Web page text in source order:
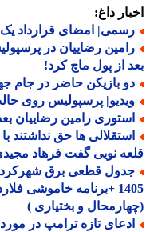
داغ:
امضای قرارداد یک
رضاییان در
از پول ماچ کرد!
بازیکن حاضر در جام
پرسپولیس روی حالت
رامین رضاییان بعد
ها حق نداشتند با
نویی گفت فرهاد مجیدی
1405 +برنامه خاموشی
و بختیاری )
تازه ترامپ در مورد